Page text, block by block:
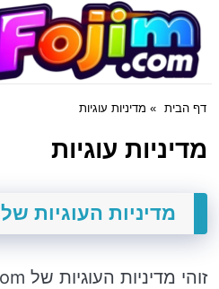
Fojim.com
דף הבית » מדיניות עוגיות
מדיניות עוגיות
מדיניות העוגיות של fojim.com